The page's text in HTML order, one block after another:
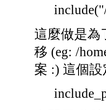
這麼做是為
移 (eg: /
案 :) 這個